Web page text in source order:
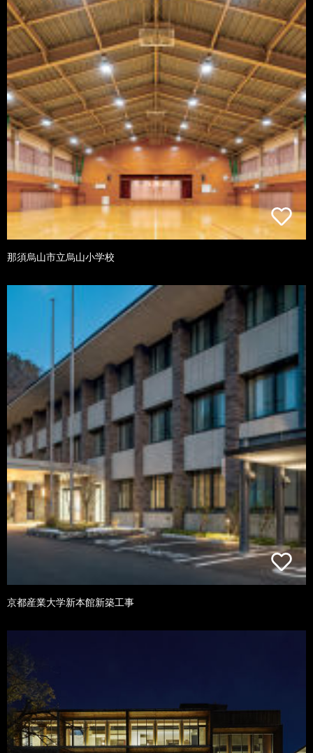
那須烏山市立烏山小学校
京都産業大学新本館新築工事